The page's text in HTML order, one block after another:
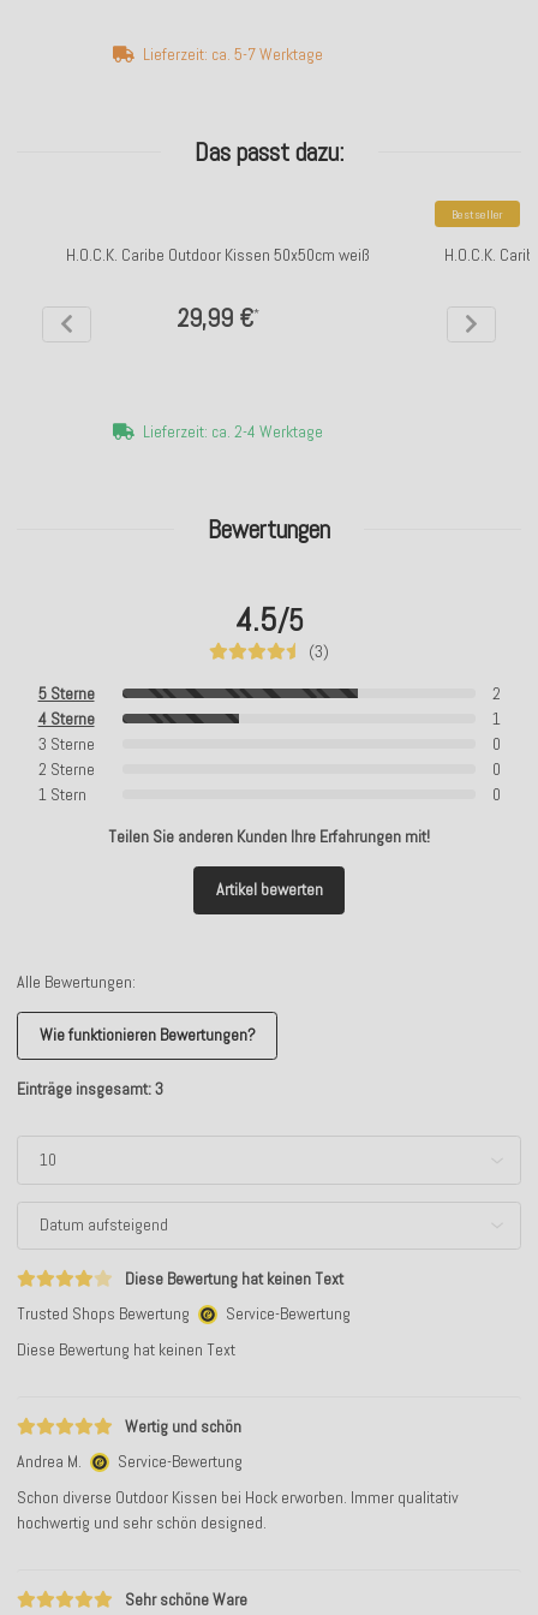
Bewertungen
4.5/5
(3)
5 Sterne
2
4 Sterne
1
3 Sterne
0
2 Sterne
0
1 Stern
0
Teilen Sie anderen Kunden Ihre Erfahrungen mit!
Artikel bewerten
Alle Bewertungen:
Wie funktionieren Bewertungen?
Einträge insgesamt: 3
Diese Bewertung hat keinen Text
Trusted Shops Bewertung
Service-Bewertung
Diese Bewertung hat keinen Text
Wertig und schön
Andrea M.
Service-Bewertung
Schon diverse Outdoor Kissen bei Hock erworben. Immer qualitativ
hochwertig und sehr schön designed.
Sehr schöne Ware
Lieferzeit: ca. 5-7 Werktage
Das passt dazu:
H.O.C.K. Caribe Outdoor Kissen 50x50cm weiß
29,99 €*
Lieferzeit: ca. 2-4 Werktage
Bestseller
H.O.C.K.